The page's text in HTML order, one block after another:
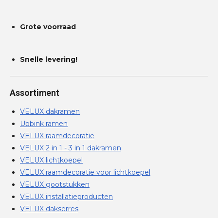
Grote voorraad
Snelle levering!
Assortiment
VELUX dakramen
Ubbink ramen
VELUX raamdecoratie
VELUX 2 in 1 - 3 in 1 dakramen
VELUX lichtkoepel
VELUX raamdecoratie voor lichtkoepel
VELUX gootstukken
VELUX installatieproducten
VELUX dakserres